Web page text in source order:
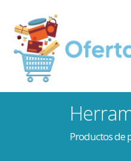
Productos de